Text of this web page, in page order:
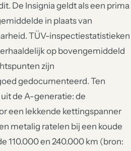
De Insignia geldt als een prima
in plaats van
TÜV-inspectiestatistieken
op bovengemiddeld
zijn
gedocumenteerd. Ten
uit de A-generatie: de
een lekkende kettingspanner
metalig ratelen bij een koude
110.000 en 240.000 km (bron: